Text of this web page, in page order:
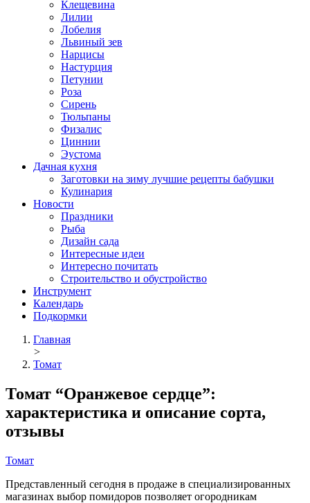
Клещевина
Лилии
Лобелия
Львиный зев
Нарцисы
Настурция
Петунии
Роза
Сирень
Тюльпаны
Физалис
Циннии
Эустома
Дачная кухня
Заготовки на зиму лучшие рецепты бабушки
Кулинария
Новости
Праздники
Рыба
Дизайн сада
Интересные идеи
Интересно почитать
Строительство и обустройство
Инструмент
Календарь
Подкормки
Главная
>
Томат
Томат “Оранжевое сердце”:
характеристика и описание сорта,
отзывы
Томат
Представленный сегодня в продаже в специализированных
магазинах выбор помидоров позволяет огородникам